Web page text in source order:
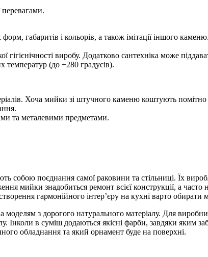
габаритів і кольорів, а також імітації іншого каменю.
гігієнічності виробу. Додатково сантехніка може
температур (до +280 градусів).
Хоча мийки зі штучного каменю коштують
та металевими предметами.
поєднання самої раковини та стільниці. Їх
мийки знадобиться ремонт всієї конструкції, а часто
гармонійного інтер’єру на кухні варто обирати
з дорогого натурального матеріалу. Для
в суміш додаються якісні фарби, завдяки яким
обладнання та який орнамент буде на поверхні.